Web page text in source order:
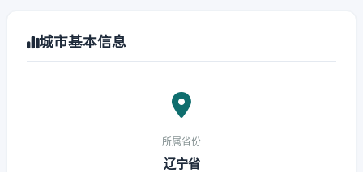
城市基本信息
所属省份
辽宁省